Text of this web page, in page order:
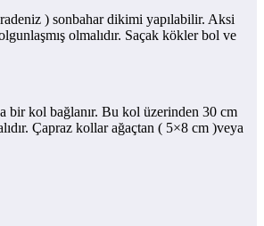
) sonbahar dikimi yapılabilir. Aksi
olmalıdır. Saçak kökler bol ve
bir kol bağlanır. Bu kol üzerinden 30 cm
Çapraz kollar ağaçtan ( 5×8 cm )veya